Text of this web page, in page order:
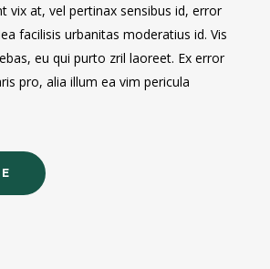
vix at, vel pertinax sensibus id, error
facilisis urbanitas moderatius id. Vis
eu qui purto zril laoreet. Ex error
pro, alia illum ea vim pericula